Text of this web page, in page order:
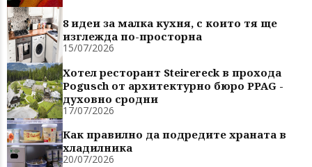
8 идеи за малка кухня, с които тя ще
изглежда по-просторна
15/07/2026
Хотел ресторант Steirereck в прохода
Pogusch от архитектурно бюро PPAG -
духовно сродни
17/07/2026
Как правилно да подредите храната в
хладилника
20/07/2026